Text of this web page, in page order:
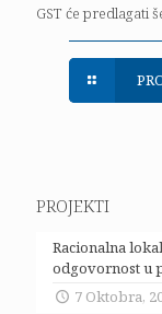
GST će predlagati
PROJEKTI
Racionalna
odgovornost u
7 Oktobra,